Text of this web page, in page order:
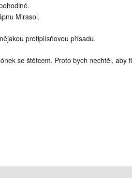
Mirasol.
protiplísňovou přísadu.
se štětcem. Proto bych nechtěl, aby